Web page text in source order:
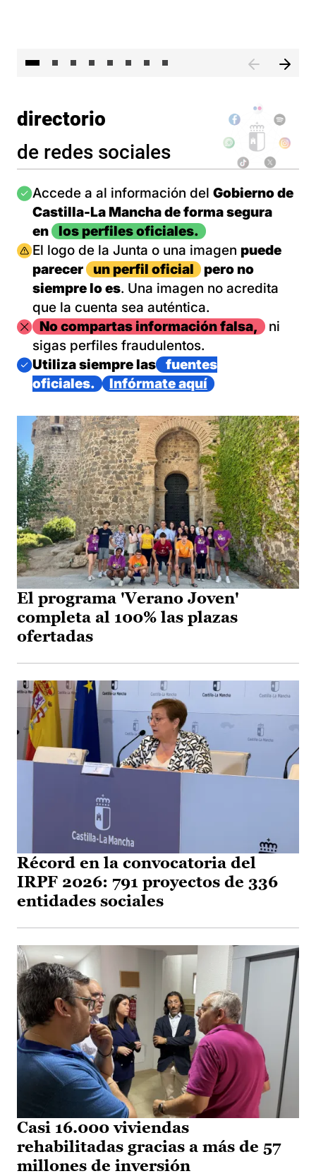
directorio
de redes sociales
Imagen
Accede a al información del Gobierno de
Castilla-La Mancha de forma segura
en
los perfiles oficiales.
Imagen
El logo de la Junta o una imagen puede
parecer
un perfil oficial
pero no
siempre lo es. Una imagen no acredita
que la cuenta sea auténtica.
ImagenNo compartas información falsa,
ni
sigas perfiles fraudulentos.
Imagen
Utiliza siempre las
fuentes
oficiales.
Infórmate aquí
El programa 'Verano Joven'
completa al 100% las plazas
ofertadas
Récord en la convocatoria del
IRPF 2026: 791 proyectos de 336
entidades sociales
Casi 16.000 viviendas
rehabilitadas gracias a más de 57
millones de inversión